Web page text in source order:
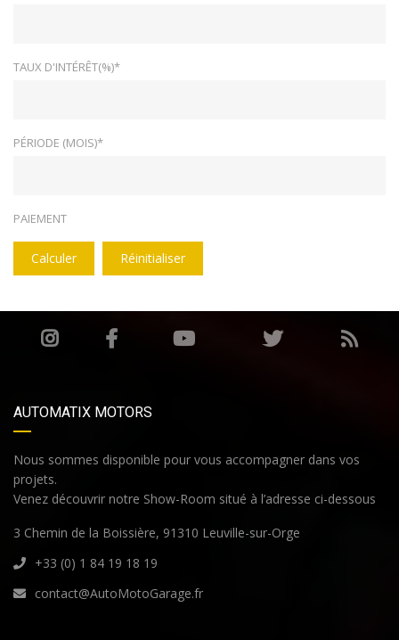
TAUX D'INTÉRÊT(%)*
PÉRIODE (MOIS)*
PAIEMENT
Calculer Réinitialiser
AUTOMATIX MOTORS
Nous sommes disponible pour vous accompagner dans vos
projets.
Venez découvrir notre Show-Room situé à l’adresse ci-dessous
3 Chemin de la Boissière, 91310 Leuville-sur-Orge
+33 (0) 1 84 19 18 19
contact@AutoMotoGarage.fr